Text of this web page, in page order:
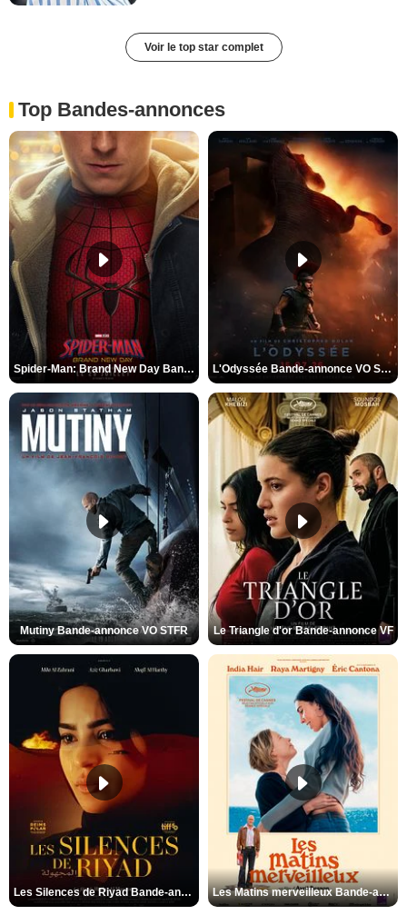
Voir le top star complet
Top Bandes-annonces
Spider-Man: Brand New Day Bande-annonce VO STFR L'Odyssée Bande-annonce VO STFR
Mutiny Bande-annonce VO STFR Le Triangle d'or Bande-annonce VF
Les Silences de Riyad Bande-annonce VO STFR Les Matins merveilleux Bande-annonce VF